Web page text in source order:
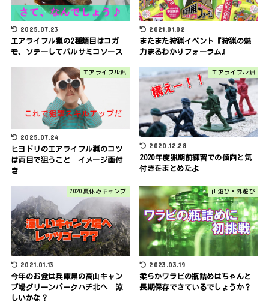
2025.07.23
エアライフル猟の2種類目はコガ
モ、ソテーしてバルサミコソース
2021.01.02
またまた狩猟イベント『狩猟の魅
力まるわかりフォーラム』
エアライフル猟
2025.07.24
ヒヨドリのエアライフル猟のコツ
は両目で狙うこと イメージ画付
き
エアライフル猟
2020.12.28
2020年度猟期前練習での傾向と気
付きをまとめたよ
2020夏休みキャンプ
2021.01.13
今年のお盆は兵庫県の高山キャン
プ場グリーンパークハチ北へ 涼
しいかな？
山遊び・外遊び
2023.03.19
柔らかワラビの瓶詰めはちゃんと
長期保存できているでしょうか？